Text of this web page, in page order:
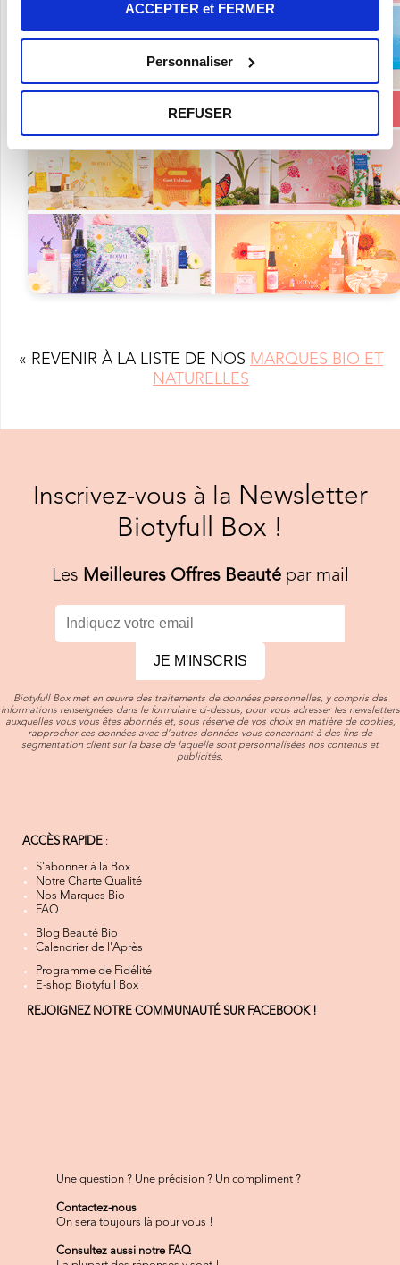
ACCEPTER et FERMER
Personnaliser
REFUSER
« REVENIR À LA LISTE DE NOS MARQUES BIO ET
NATURELLES
Inscrivez-vous à la Newsletter
Biotyfull Box !
Les Meilleures Offres Beautépar mail
JE M'INSCRIS
Biotyfull Box met en œuvre des traitements de données personnelles, y compris des
informations renseignées dans le formulaire ci-dessus, pour vous adresser les newsletters
auxquelles vous vous êtes abonnés et, sous réserve de vos choix en matière de cookies,
rapprocher ces données avec d’autres données vous concernant à des fins de
segmentation client sur la base de laquelle sont personnalisées nos contenus et
publicités.
ACCÈS RAPIDE :
S'abonner à la Box
Notre Charte Qualité
Nos Marques Bio
FAQ
Blog Beauté Bio
Calendrier de l'Après
Programme de Fidélité
E-shop Biotyfull Box
REJOIGNEZ NOTRE COMMUNAUTÉ SUR FACEBOOK !
Une question ? Une précision ? Un compliment ?
Contactez-nous
On sera toujours là pour vous !
Consultez aussi notre FAQ